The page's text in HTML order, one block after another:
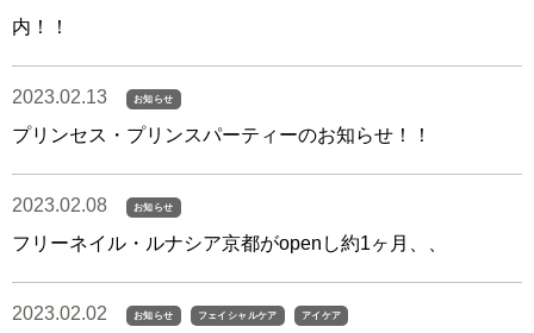
内！！
2023.02.13 お知らせ
プリンセス・プリンスパーティーのお知らせ！！
2023.02.08 お知らせ
フリーネイル・ルナシア京都がopenし約1ヶ月、、
2023.02.02 お知らせ フェイシャルケア アイケア